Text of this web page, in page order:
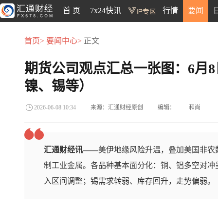
首 页 7x24快讯 行情 要闻
首页> 要闻中心> 正文
期货公司观点汇总一张图：6月
镍、锡等）
2026-06-08 10:34 来源：汇通财经原创 编辑： 和尚
汇通财经讯——美伊地缘风险升温，叠加美国非
制工业金属。各品种基本面分化：铜、铝多空对
入区间调整；锡需求转弱、库存回升，走势偏弱。